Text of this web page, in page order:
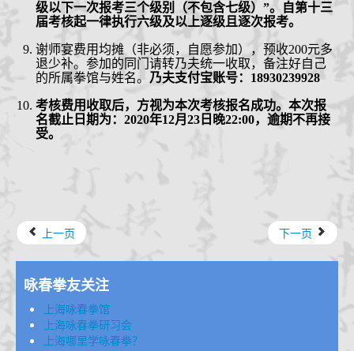
级以下一次报考三个级别（不包含七级）”。自第十三
届考核起一律执行六级及以上逐级且逐次报考。
谢师宴费用均摊（非必须，自愿参加），预收200元多
退少补。参加的同门请转乃夫统一收取，备注好自己
的所属拳馆与姓名。 乃夫支付宝账号： 18930239928
考核费用收取后，方视为本次考核报名成功。 本次报
名截止日期为： 2020年12月23日晚22:00，逾期不再接
受。
上一页 下一页
咏春拳友关注
上海咏春拳馆
上海咏春拳研习会
上海哪里学咏春拳？